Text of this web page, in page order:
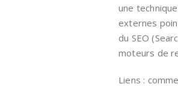
une
externes
du SEO
moteurs de
Liens :